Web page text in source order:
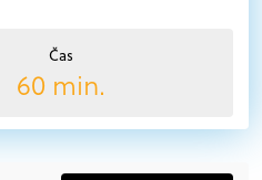
Čas
60 min.